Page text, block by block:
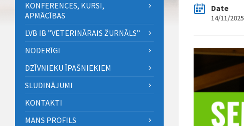
Date
14/11/2025
KONFERENCES, KURSI,
APMĀCĪBAS
LVB IB ”VETERINĀRAIS ŽURNĀLS”
NODERĪGI
DZĪVNIEKU ĪPAŠNIEKIEM
SLUDINĀJUMI
KONTAKTI
MANS PROFILS